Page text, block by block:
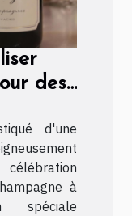
des
d'une
à
spéciale